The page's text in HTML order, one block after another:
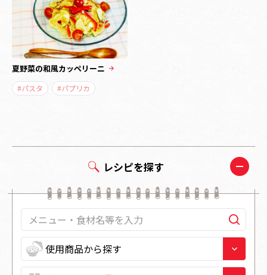
夏野菜の和風カッペリーニ
#パスタ #パプリカ
レシピを探す